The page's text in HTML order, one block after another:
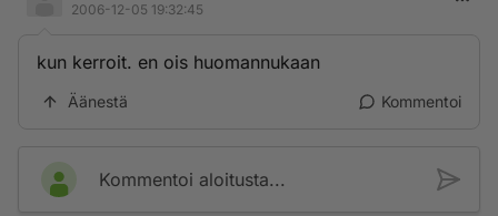
2006-12-05 19:32:45
kun kerroit. en ois huomannukaan
Äänestä Kommentoi
Kommentoi aloitusta...